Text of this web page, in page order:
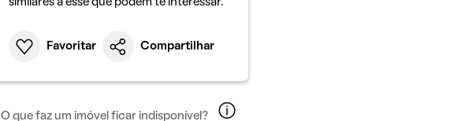
similares a esse que podem te interessar.
Favoritar Compartilhar
O que faz um imóvel ficar indisponível?